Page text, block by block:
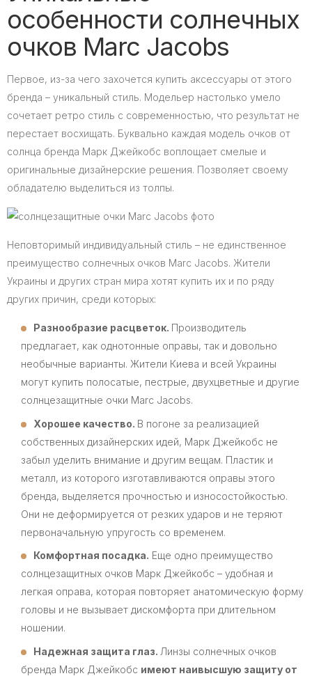
особенности солнечных
очков Marc Jacobs
Первое, из-за чего захочется купить аксессуары от этого
бренда – уникальный стиль. Модельер настолько умело
сочетает ретро стиль с современностью, что результат не
перестает восхищать. Буквально каждая модель очков от
солнца бренда Марк Джейкобс воплощает смелые и
оригинальные дизайнерские решения. Позволяет своему
обладателю выделиться из толпы.
Неповторимый индивидуальный стиль – не единственное
преимущество солнечных очков Marc Jacobs. Жители
Украины и других стран мира хотят купить их и по ряду
других причин, среди которых:
Разнообразие расцветок. Производитель
предлагает, как однотонные оправы, так и довольно
необычные варианты. Жители Киева и всей Украины
могут купить полосатые, пестрые, двухцветные и другие
солнцезащитные очки Marc Jacobs.
Хорошее качество. В погоне за реализацией
собственных дизайнерских идей, Марк Джейкобс не
забыл уделить внимание и другим вещам. Пластик и
металл, из которого изготавливаются оправы этого
бренда, выделяется прочностью и износостойкостью.
Они не деформируется от резких ударов и не теряют
первоначальную упругость со временем.
Комфортная посадка. Еще одно преимущество
солнцезащитных очков Марк Джейкобс – удобная и
легкая оправа, которая повторяет анатомическую форму
головы и не вызывает дискомфорта при длительном
ношении.
Надежная защита глаз. Линзы солнечных очков
бренда Марк Джейкобс имеют наивысшую защиту от